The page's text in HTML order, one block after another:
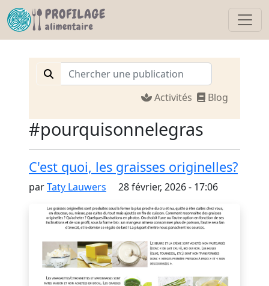
Activités Blog
#pourquisonnelegras
C'est quoi, les graisses originelles?
parTaty Lauwers 28 février, 2026 - 17:06